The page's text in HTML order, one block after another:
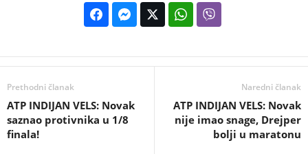
Prethodni članak
ATP INDIJAN VELS: Novak
saznao protivnika u 1/8
finala!
Naredni članak
ATP INDIJAN VELS: Novak
nije imao snage, Drejper
bolji u maratonu